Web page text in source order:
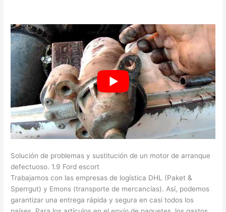
Solución de problemas y sustitución de un motor de arranque
defectuoso. 1.9 Ford escort
Trabajamos con las empresas de logística DHL (Paket &
Sperrgut) y Emons (transporte de mercancías). Así, podemos
garantizar una entrega rápida y segura en casi todos los